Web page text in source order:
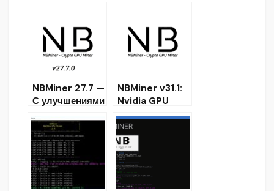
NBMiner 27.7 —
С улучшениями
для Nvidia
Mining HNS и
HNS + ETH
NBMiner v31.1:
Nvidia GPU
miner for
Ethash,
Kawpow,
Grin32,
Cuckatoo32
etc